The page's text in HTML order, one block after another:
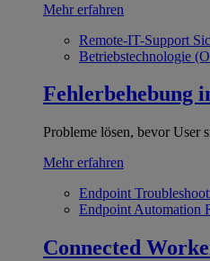
Mehr erfahren
Remote-IT-Support
Betriebstechnologie
Fehlerbehebung
Probleme lösen, bevor User
Mehr erfahren
Endpoint
Endpoint Automation
Connected